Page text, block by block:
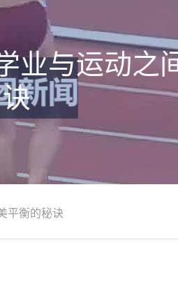
业与运动之
诀
平衡的秘诀